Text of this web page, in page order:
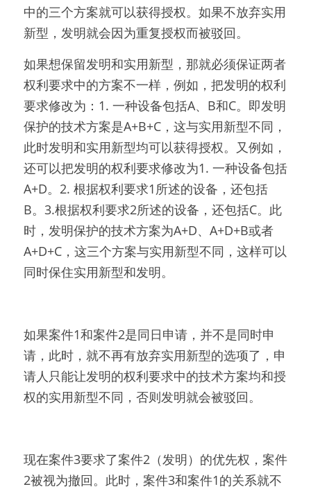
中的三个方案就可以获得授权。如果不放弃实用
新型，发明就会因为重复授权而被驳回。
如果想保留发明和实用新型，那就必须保证两者
权利要求中的方案不一样，例如，把发明的权利
要求修改为：1. 一种设备包括A、B和C。即发明
保护的技术方案是A+B+C，这与实用新型不同，
此时发明和实用新型均可以获得授权。又例如，
还可以把发明的权利要求修改为1. 一种设备包括
A+D。2. 根据权利要求1所述的设备，还包括
B。3.根据权利要求2所述的设备，还包括C。此
时，发明保护的技术方案为A+D、A+D+B或者
A+D+C，这三个方案与实用新型不同，这样可以
同时保住实用新型和发明。
如果案件1和案件2是同日申请，并不是同时申
请，此时，就不再有放弃实用新型的选项了，申
请人只能让发明的权利要求中的技术方案均和授
权的实用新型不同，否则发明就会被驳回。
现在案件3要求了案件2（发明）的优先权，案件
2被视为撤回。此时，案件3和案件1的关系就不